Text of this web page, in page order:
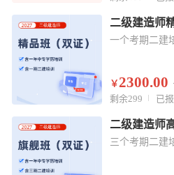
二级建造师
一个考期二建
￥2300.00
剩余299
已
二级建造师
三个考期二建